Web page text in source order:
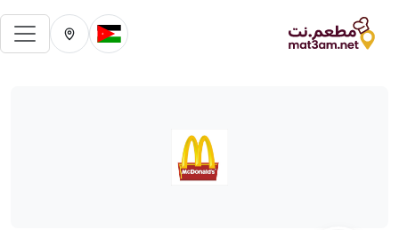
تغيير الدولة الحالية
تغيير المدينة